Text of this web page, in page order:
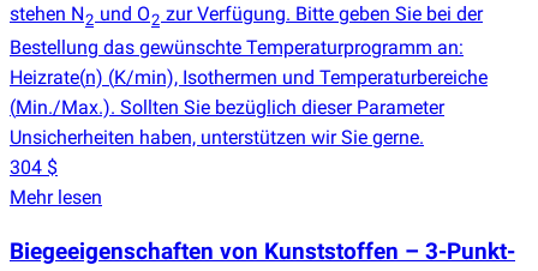
stehen N2 und O2 zur Verfügung. Bitte geben Sie bei der
Bestellung das gewünschte Temperaturprogramm an:
Heizrate(n) (K/min), Isothermen und Temperaturbereiche
(Min./Max.). Sollten Sie bezüglich dieser Parameter
Unsicherheiten haben, unterstützen wir Sie gerne.
304 $
Mehr lesen
Biegeeigenschaften von Kunststoffen – 3-Punkt-